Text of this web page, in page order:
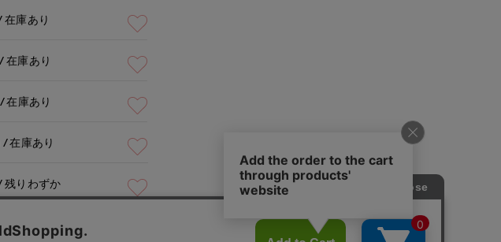
在庫あり
在庫あり
在庫あり
在庫あり
残りわずか
在庫なし